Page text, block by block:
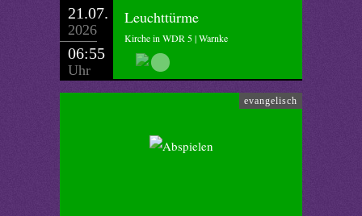
21.07.
2026
06:55
Uhr
Leuchttürme
Kirche in WDR 5 | Warnke
evangelisch